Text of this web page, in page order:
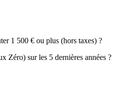
1 500 € ou plus (hors taxes) ?
Zéro) sur les 5 dernières années ?